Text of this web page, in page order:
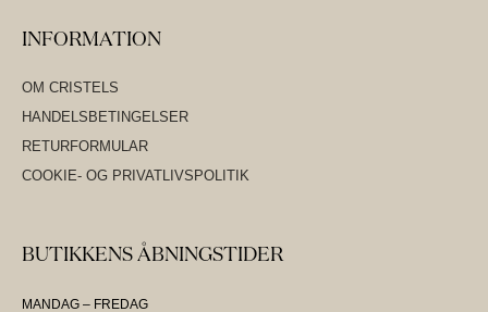
INFORMATION
OM CRISTELS
HANDELSBETINGELSER
RETURFORMULAR
COOKIE- OG PRIVATLIVSPOLITIK
BUTIKKENS ÅBNINGSTIDER
MANDAG – FREDAG